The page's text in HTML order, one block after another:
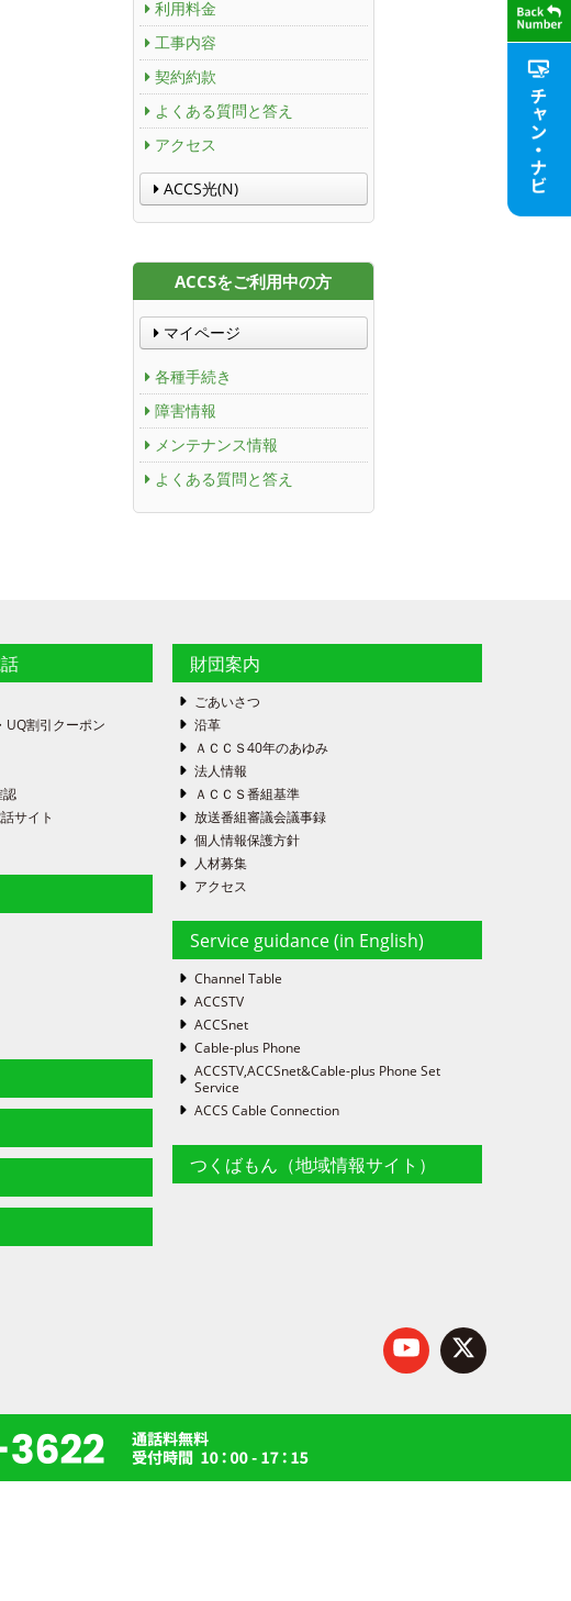
利用料金
工事内容
契約約款
よくある質問と答え
アクセス
ACCS光(N)
ACCSをご利用中の方
マイページ
各種手続き
障害情報
メンテナンス情報
よくある質問と答え
UQ割引クーポン
サイト
財団案内
ごあいさつ
沿革
ＡＣＣＳ40年のあゆみ
法人情報
ＡＣＣＳ番組基準
放送番組審議会議事録
個人情報保護方針
人材募集
アクセス
Service guidance (in English)
Channel Table
ACCSTV
ACCSnet
Cable-plus Phone
ACCSTV,ACCSnet&Cable-plus Phone Set
Service
ACCS Cable Connection
つくばもん（地域情報サイト）
(ACCS)